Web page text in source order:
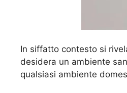
In siffatto contesto si
desidera un ambiente
qualsiasi ambiente